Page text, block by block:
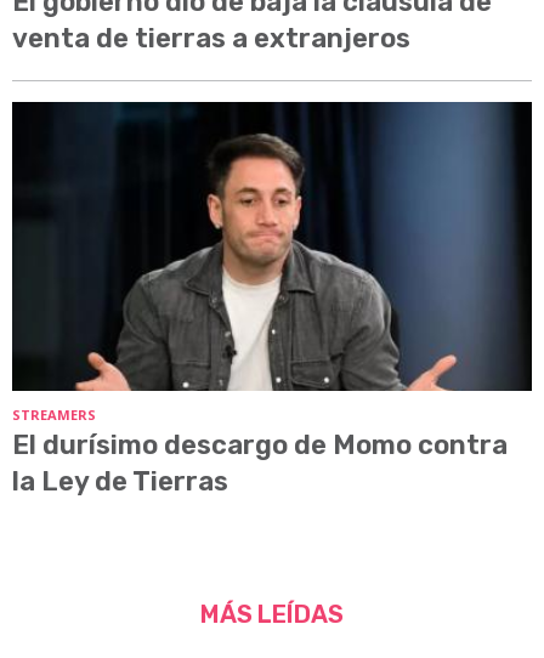
venta de tierras a extranjeros
STREAMERS
El durísimo descargo de Momo contra
la Ley de Tierras
MÁS LEÍDAS